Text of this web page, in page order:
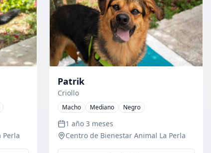
Perla
Patrik
Criollo
Macho Mediano Negro
1 año 3 meses
Centro de Bienestar Animal La Perla